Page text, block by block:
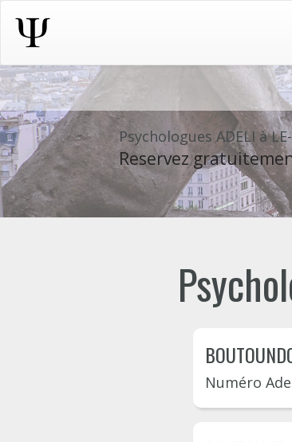
Psychologues ADELI à
Reservez
Numéro